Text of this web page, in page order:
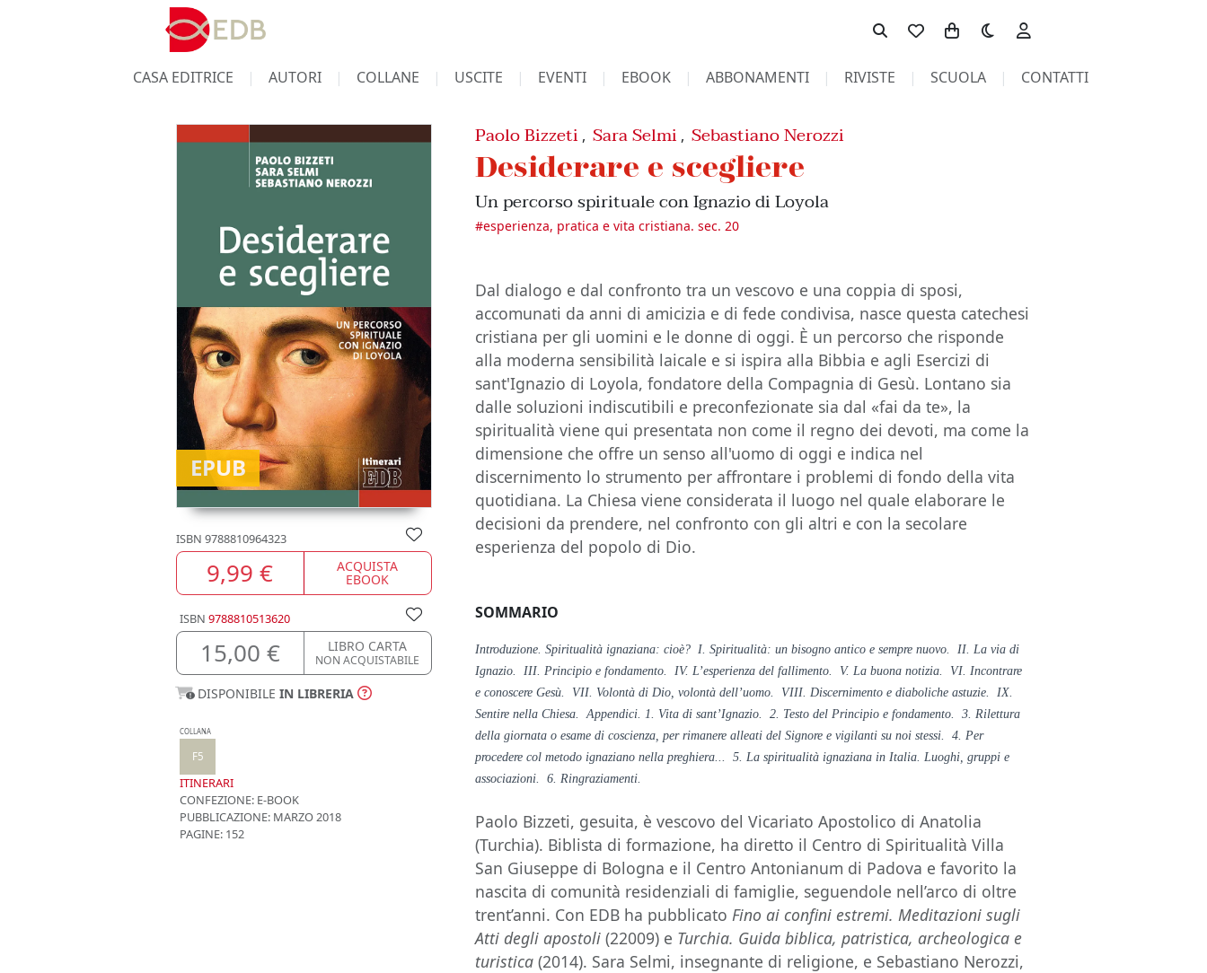
Toggle theme
CASA EDITRICE AUTORI COLLANE USCITE EVENTI EBOOK ABBONAMENTI RIVISTE SCUOLA CONTATTI
EPUB
ISBN 9788810964323
9,99 € ACQUISTA
EBOOK
ISBN 9788810513620
15,00 € LIBRO CARTA
NON ACQUISTABILE
DISPONIBILE IN LIBRERIA
COLLANA
F5
ITINERARI
CONFEZIONE: E-BOOK
PUBBLICAZIONE: MARZO 2018
PAGINE: 152
Paolo Bizzeti ,Sara Selmi ,Sebastiano Nerozzi
Desiderare e scegliere
Un percorso spirituale con Ignazio di Loyola
#esperienza, pratica e vita cristiana. sec. 20
Dal dialogo e dal confronto tra un vescovo e una coppia di sposi,
accomunati da anni di amicizia e di fede condivisa, nasce questa catechesi
cristiana per gli uomini e le donne di oggi. È un percorso che risponde
alla moderna sensibilità laicale e si ispira alla Bibbia e agli Esercizi di
sant'Ignazio di Loyola, fondatore della Compagnia di Gesù. Lontano sia
dalle soluzioni indiscutibili e preconfezionate sia dal «fai da te», la
spiritualità viene qui presentata non come il regno dei devoti, ma come la
dimensione che offre un senso all'uomo di oggi e indica nel
discernimento lo strumento per affrontare i problemi di fondo della vita
quotidiana. La Chiesa viene considerata il luogo nel quale elaborare le
decisioni da prendere, nel confronto con gli altri e con la secolare
esperienza del popolo di Dio.
SOMMARIO
Introduzione. Spiritualità ignaziana: cioè? I. Spiritualità: un bisogno antico e sempre nuovo. II. La via di
Ignazio. III. Principio e fondamento. IV. L’esperienza del fallimento. V. La buona notizia. VI. Incontrare
e conoscere Gesù. VII. Volontà di Dio, volontà dell’uomo. VIII. Discernimento e diaboliche astuzie. IX.
Sentire nella Chiesa. Appendici. 1. Vita di sant’Ignazio. 2. Testo del Principio e fondamento. 3. Rilettura
della giornata o esame di coscienza, per rimanere alleati del Signore e vigilanti su noi stessi. 4. Per
procedere col metodo ignaziano nella preghiera... 5. La spiritualità ignaziana in Italia. Luoghi, gruppi e
associazioni. 6. Ringraziamenti.
Paolo Bizzeti, gesuita, è vescovo del Vicariato Apostolico di Anatolia
(Turchia). Biblista di formazione, ha diretto il Centro di Spiritualità Villa
San Giuseppe di Bologna e il Centro Antonianum di Padova e favorito la
nascita di comunità residenziali di famiglie, seguendole nell’arco di oltre
trent’anni. Con EDB ha pubblicatoFino ai confini estremi. Meditazioni sugli
Atti degli apostoli (22009) e Turchia. Guida biblica, patristica, archeologica e
turistica (2014). Sara Selmi, insegnante di religione, e Sebastiano Nerozzi,